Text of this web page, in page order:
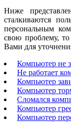
Ниже
сталкиваются
персональным
свою проблему, то
Вами для
Компьютер не
Не работает
Компьютер
Компьютер
Сломался
Компьютер
Компьютер